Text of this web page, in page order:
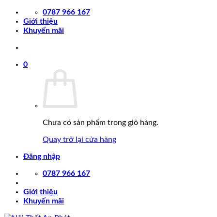
Chuyển
0787 966 167
Giới thiệu
Khuyến mãi
0
Chưa có sản phẩm trong giỏ hàng.
Quay trở lại cửa hàng
Đăng nhập
0787 966 167
Giới thiệu
Khuyến mãi